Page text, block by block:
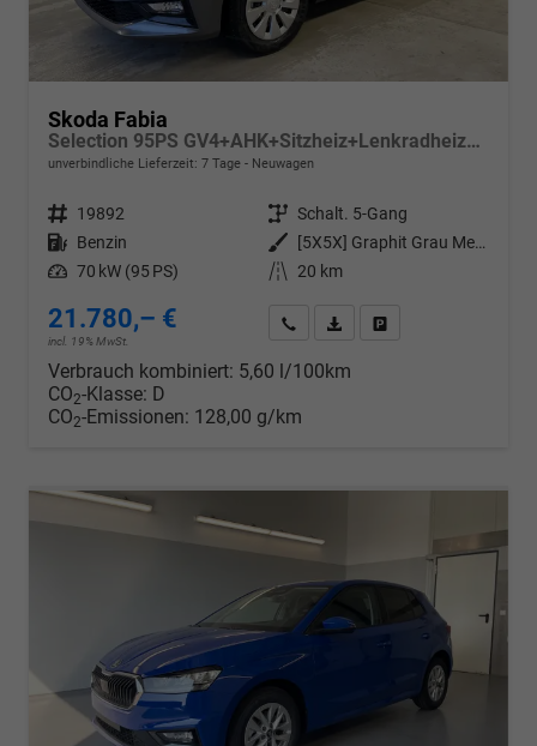
Skoda Fabia
Selection 95PS GV4+AHK+Sitzheiz+Lenkradheiz+Climatronic+Tempomat+PDC
unverbindliche Lieferzeit: 7 Tage Neuwagen
Fahrzeugnr. 19892 Getriebe Schalt. 5-Gang
Kraftstoff Benzin Außenfarbe
[5X5X] Graphit Grau Metallic
Leistung 70 kW (95 PS) Kilometerstand 20 km
21.780,– €
incl. 19% MwSt.
Wir rufen Sie anPDF-Datei, Fahrzeugexposé
Verbrauch kombiniert: 5,60 l/100km
CO2-Klasse: D
CO2-Emissionen: 128,00 g/km